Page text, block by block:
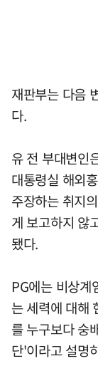
재판부는 다음
다.
유 전 부대변인
대통령실 해외
주장하는 취지
게 보고하지 않
됐다.
PG에는 비상계
는 세력에 대해
를 누구보다 숭
단'이라고 설명